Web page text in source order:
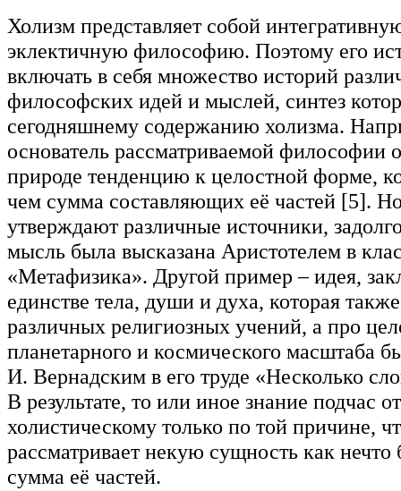
Холизм представляет собой
эклектичную философию. Поэтому его
включать в себя множество историй
философских идей и мыслей, синтез
сегодняшнему содержанию холизма.
основатель рассматриваемой философии
природе тенденцию к целостной форме,
чем сумма составляющих её частей [5].
утверждают различные источники,
мысль была высказана Аристотелем в
«Метафизика». Другой пример – идея,
единстве тела, души и духа, которая
различных религиозных учений, а про
планетарного и космического масштаба
И. Вернадским в его труде «Несколько
В результате, то или иное знание подчас
холистическому только по той причине,
рассматривает некую сущность как
сумма её частей.